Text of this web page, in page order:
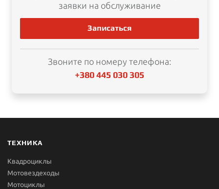
заявки на обслуживание
Записаться
Звоните по номеру телефона:
+380 445 030 305
ТЕХНИКА
Квадроциклы
Мотовездеходы
Мотоциклы